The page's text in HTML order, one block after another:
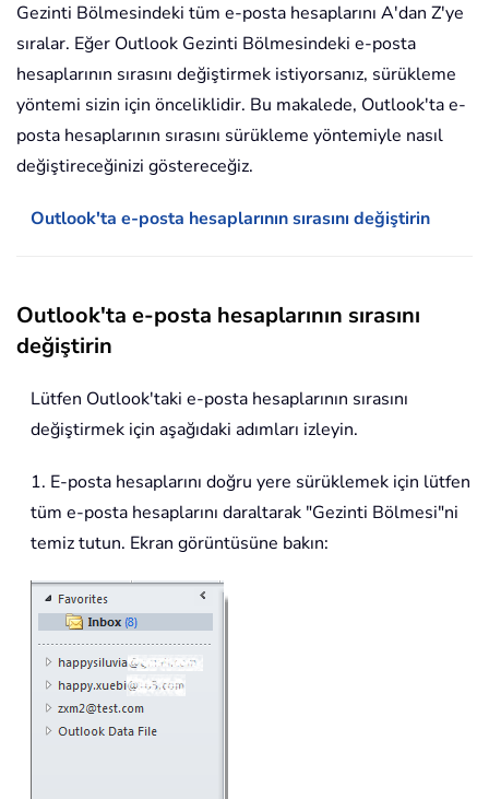
Gezinti Bölmesindeki tüm e-posta hesaplarını A'dan Z'ye
sıralar. Eğer Outlook Gezinti Bölmesindeki e-posta
hesaplarının sırasını değiştirmek istiyorsanız, sürükleme
yöntemi sizin için önceliklidir. Bu makalede, Outlook'ta e-
posta hesaplarının sırasını sürükleme yöntemiyle nasıl
değiştireceğinizi göstereceğiz.
Outlook'ta e-posta hesaplarının sırasını değiştirin
Outlook'ta e-posta hesaplarının sırasını
değiştirin
Lütfen Outlook'taki e-posta hesaplarının sırasını
değiştirmek için aşağıdaki adımları izleyin.
1. E-posta hesaplarını doğru yere sürüklemek için lütfen
tüm e-posta hesaplarını daraltarak "Gezinti Bölmesi"ni
temiz tutun. Ekran görüntüsüne bakın: